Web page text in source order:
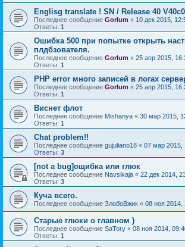
Englisg translate ! SN / Release 40
Последнее сообщение Gorlum « 10 дек 2015,
Ответы: 1
Ошибка 500 при попытке открыть
плдбзователя.
Последнее сообщение Gorlum « 25 апр 2015,
Ответы: 1
PHP error много записей в логах
Последнее сообщение Gorlum « 25 апр 2015,
Ответы: 1
Виснет флот
Последнее сообщение Mishanya « 30 мар 2015,
Ответы: 1
Chat problem!!
Последнее сообщение gujuliano18 « 07 мар 2015,
Ответы: 3
[not a bug]ощибка или глюк
Последнее сообщение Navsikaja « 22 дек 2014,
Ответы: 3
Куча всего.
Последнее сообщение ЗлобоВжик « 08 ноя 2014,
Старые глюки о главном )
Последнее сообщение SaTory « 08 ноя 2014,
Ответы: 1